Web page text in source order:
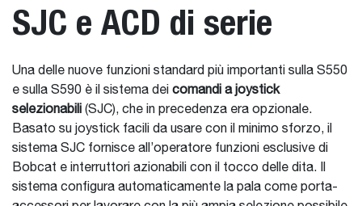
SJC e ACD di serie
Una delle nuove funzioni standard più importanti sulla S550
e sulla S590 è il sistema dei comandi a joystick
selezionabili (SJC), che in precedenza era opzionale.
Basato su joystick facili da usare con il minimo sforzo, il
sistema SJC fornisce all’operatore funzioni esclusive di
Bobcat e interruttori azionabili con il tocco delle dita. Il
sistema configura automaticamente la pala come porta-